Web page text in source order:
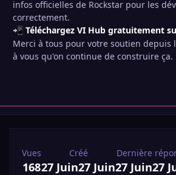
infos officielles de Rockstar pour les
correctement.
📲 Téléchargez VI Hub gratuitement
Merci à tous pour votre soutien depuis
à vous qu'on continue de construire ça.
Vues
168
Créé
27 Juin27 Juin
Dernière
27 Juin27